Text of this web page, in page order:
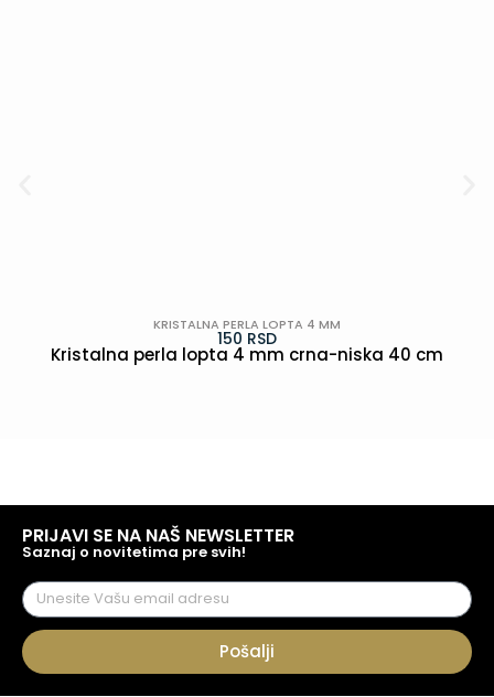
KRISTALNA PERLA LOPTA 4 MM
150 RSD
Kristalna perla lopta 4 mm crna-niska 40 cm
PRIJAVI SE NA NAŠ NEWSLETTER
Saznaj o novitetima pre svih!
Pošalji